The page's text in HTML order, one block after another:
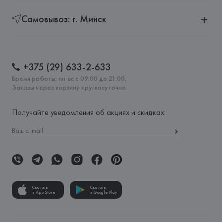
Самовывоз: г. Минск
+375 (29) 633-2-633
Время работы: пн-вс с 09:00 до 21:00,
Заказы через корзину круглосуточно
Получайте уведомления об акциях и скидках:
Скачать
в App Store
Скачать
в Google Play